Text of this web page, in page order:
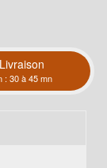
Livraison
: 30 à 45 mn